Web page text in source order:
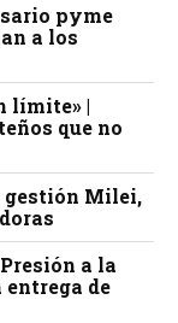
pyme
a los
límite» |
que no
gestión Milei,
a la
de